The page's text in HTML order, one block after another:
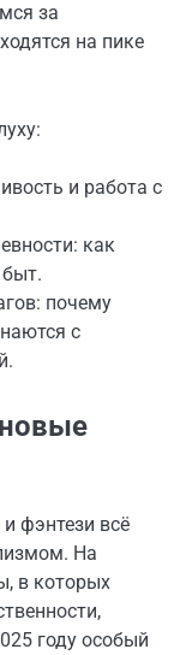
за
на пике
и работа с
как
почему
с
фэнтези всё
На
в которых
году особый